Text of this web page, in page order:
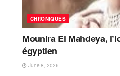
CHRONIQUES
Mounira El Mahdeya,
égyptien
June 8, 2026